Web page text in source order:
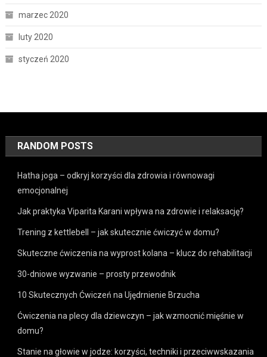
marzec 2020
luty 2020
styczeń 2020
RANDOM POSTS
Hatha joga – odkryj korzyści dla zdrowia i równowagi
emocjonalnej
Jak praktyka Viparita Karani wpływa na zdrowie i relaksację?
Trening z kettlebell – jak skutecznie ćwiczyć w domu?
Skuteczne ćwiczenia na wyprost kolana – klucz do rehabilitacji
30-dniowe wyzwanie – prosty przewodnik
10 Skutecznych Ćwiczeń na Ujędrnienie Brzucha
Ćwiczenia na plecy dla dziewczyn – jak wzmocnić mięśnie w
domu?
Stanie na głowie w jodze: korzyści, techniki i przeciwwskazania